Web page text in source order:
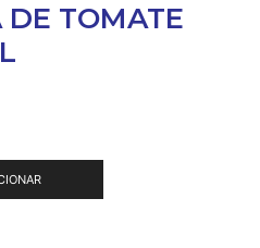
DE TOMATE